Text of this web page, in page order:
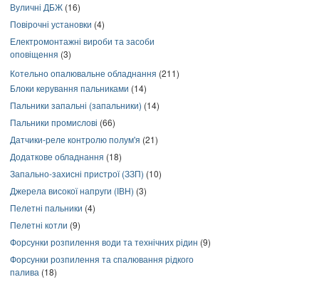
Вуличні ДБЖ (16)
Повірочні установки (4)
Електромонтажні вироби та засоби
оповіщення (3)
Котельно опалювальне обладнання (211)
Блоки керування пальниками (14)
Пальники запальні (запальники) (14)
Пальники промислові (66)
Датчики-реле контролю полум'я (21)
Додаткове обладнання (18)
Запально-захисні пристрої (ЗЗП) (10)
Джерела високої напруги (ІВН) (3)
Пелетні пальники (4)
Пелетні котли (9)
Форсунки розпилення води та технічних рідин (9)
Форсунки розпилення та спалювання рідкого
палива (18)